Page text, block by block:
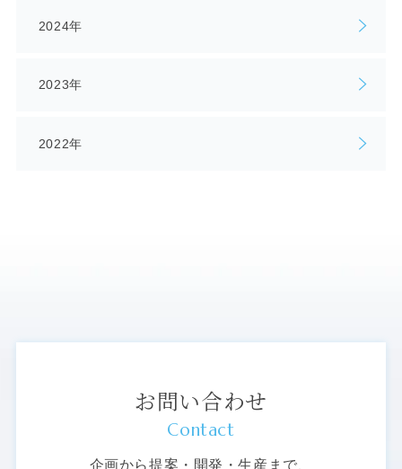
2024年
2023年
2022年
お問い合わせ
Contact
企画から提案・開発・生産まで、